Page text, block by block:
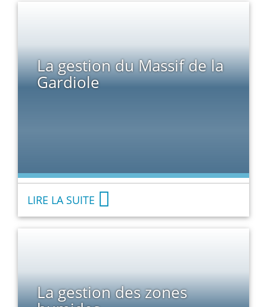
La gestion du Massif de la
Gardiole
LIRE LA SUITE
La gestion des zones